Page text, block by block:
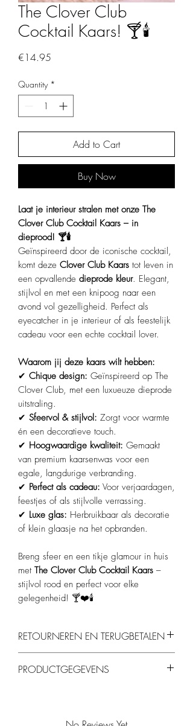
The Clover Club
Cocktail Kaars! 🍸🕯️
€14.95
Quantity *
Add to Cart
Buy Now
Laat je interieur stralen met onze The
Clover Club Cocktail Kaars – in
dieprood! 🍸🕯️
Geïnspireerd door de iconische cocktail,
komt deze Clover Club Kaars tot leven in
een opvallende dieprode kleur. Elegant,
stijlvol en met een knipoog naar een
avond vol gezelligheid. Perfect als
eyecatcher in je interieur of als feestelijk
cadeau voor een echte cocktail lover.
Waarom jij deze kaars wilt hebben:
✔ Chique design: Geïnspireerd op The
Clover Club, met een luxueuze dieprode
uitstraling.
✔ Sfeervol & stijlvol: Zorgt voor warmte
én een decoratieve touch.
✔ Hoogwaardige kwaliteit: Gemaakt
van premium kaarsenwas voor een
egale, langdurige verbranding.
✔ Perfect als cadeau: Voor verjaardagen,
feestjes of als stijlvolle verrassing.
✔ Luxe glas: Herbruikbaar als decoratie
of klein glaasje na het opbranden.
Breng sfeer en een tikje glamour in huis
met The Clover Club Cocktail Kaars –
stijlvol rood en perfect voor elke
gelegenheid! 🍸❤️🕯️
RETOURNEREN EN TERUGBETALEN
retourneren, mits ze ongebruikt en in de
PRODUCTGEGEVENS